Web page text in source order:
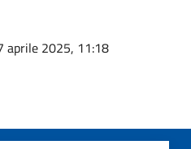
aprile 2025, 11:18